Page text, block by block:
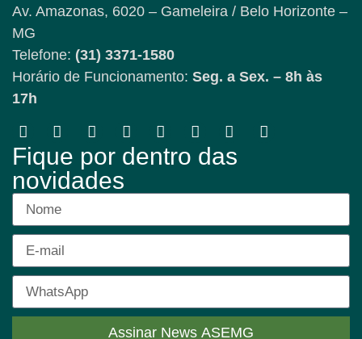
Av. Amazonas, 6020 – Gameleira / Belo Horizonte –
MG
Telefone: (31) 3371-1580
Horário de Funcionamento: Seg. a Sex. – 8h às
17h
Fique por dentro das
novidades
Assinar News ASEMG